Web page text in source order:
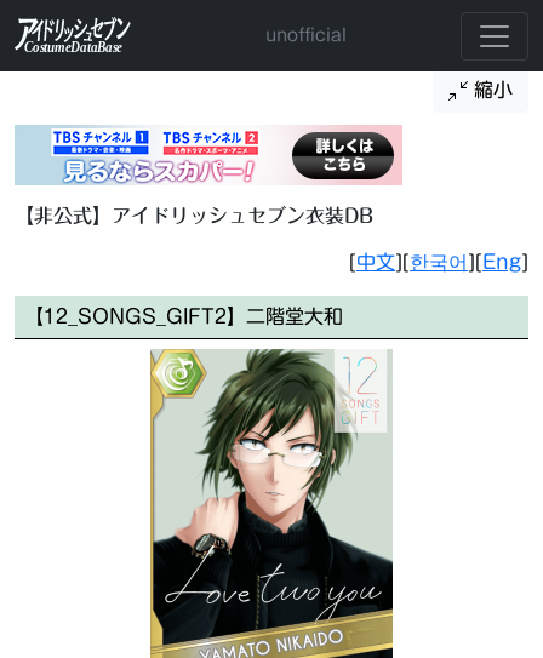
unofficial
縮小
【非公式】アイドリッシュセブン衣装DB
[中文][한국어 ][Eng]
【12_SONGS_GIFT2】二階堂大和